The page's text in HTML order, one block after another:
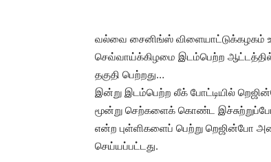
வல்வை சைனிங்ஸ் விளையாட்டுக்கழகம்
செவ்வாய்க்கிழமை இடம்பெற்ற
தகுதி பெற்றது…
இன்று இடம்பெற்ற லீக் போட்டியில்
மூன்று செற்களைக் கொண்ட
என்ற புள்ளிகளைப் பெற்று றெஜின்போ
செய்யப்பட்டது.